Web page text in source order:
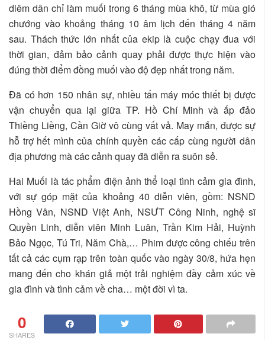
diêm dân chỉ làm muối trong 6 tháng mùa khô, từ mùa gió
chướng vào khoảng tháng 10 âm lịch đến tháng 4 năm
sau. Thách thức lớn nhất của ekip là cuộc chạy đua với
thời gian, đảm bảo cảnh quay phải được thực hiện vào
đúng thời điểm đồng muối vào độ đẹp nhất trong năm.
Đã có hơn 150 nhân sự, nhiều tấn máy móc thiết bị được
vận chuyển qua lại giữa TP. Hồ Chí Minh và ấp đảo
Thiềng Liềng, Cần Giờ vô cùng vất vả. May mắn, được sự
hỗ trợ hết mình của chính quyền các cấp cùng người dân
địa phương mà các cảnh quay đã diễn ra suôn sẻ.
Hai Muối là tác phẩm điện ảnh thể loại tình cảm gia đình,
với sự góp mặt của khoảng 40 diễn viên, gồm: NSND
Hồng Vân, NSND Việt Anh, NSƯT Công Ninh, nghệ sĩ
Quyền Linh, diễn viên Minh Luân, Trần Kim Hải, Huỳnh
Bảo Ngọc, Tú Tri, Năm Chà,… Phim được công chiếu trên
tất cả các cụm rạp trên toàn quốc vào ngày 30/8, hứa hẹn
mang đến cho khán giả một trải nghiệm đầy cảm xúc về
gia đình và tình cảm về cha… một đời vì ta.
0
SHARES